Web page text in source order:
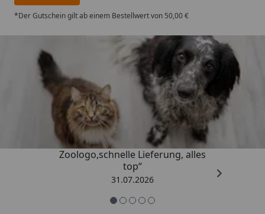
*Der Gutschein gilt ab einem Bestellwert von 50,00 €
Trusted Shops
4,73/ 5
„Gute Erfahrung mit
Zoologo,schnelle Lieferung, alles
top“
31.07.2026